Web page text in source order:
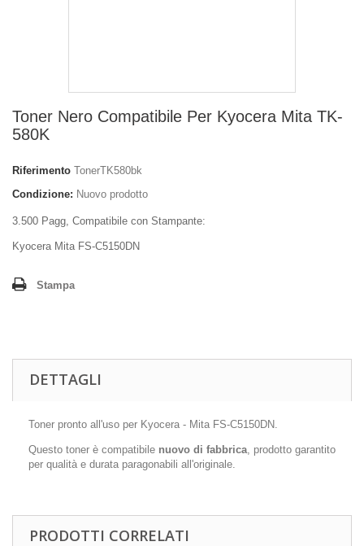
Toner Nero Compatibile Per Kyocera Mita TK-
580K
Riferimento TonerTK580bk
Condizione: Nuovo prodotto
3.500 Pagg, Compatibile con Stampante:
Kyocera Mita FS-C5150DN
Stampa
DETTAGLI
Toner pronto all'uso per Kyocera - Mita FS-C5150DN.
Questo toner è compatibile nuovo di fabbrica, prodotto garantito
per qualità e durata paragonabili all'originale.
PRODOTTI CORRELATI